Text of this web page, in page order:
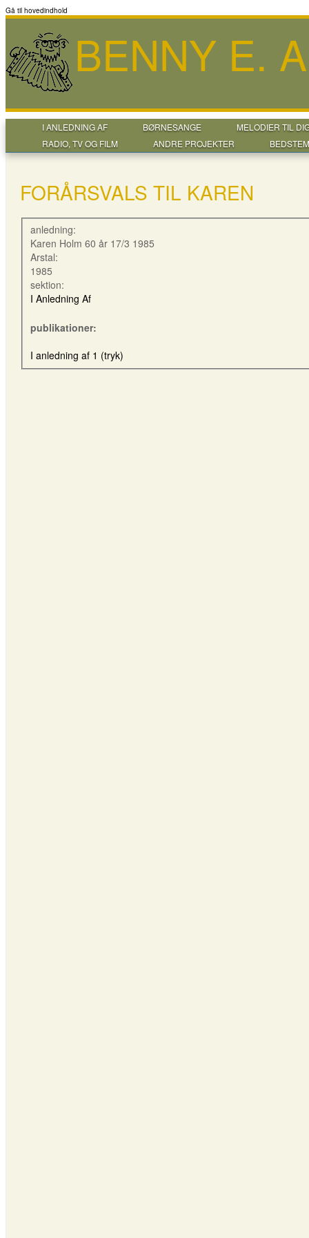
Gå til hovedindhold
BENNY E.
I ANLEDNING AF BØRNESANGE
MELODIER TIL
RADIO, TV OG FILM
ANDRE PROJEKTER
FORÅRSVALS TIL KAREN
anledning:
Karen Holm 60 år 17/3 1985
Arstal:
1985
sektion:
I Anledning Af
publikationer:
I anledning af 1 (tryk)